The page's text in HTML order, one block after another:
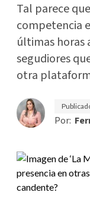
Tal parece
competencia
últimas horas
segudiores
otra
Por: